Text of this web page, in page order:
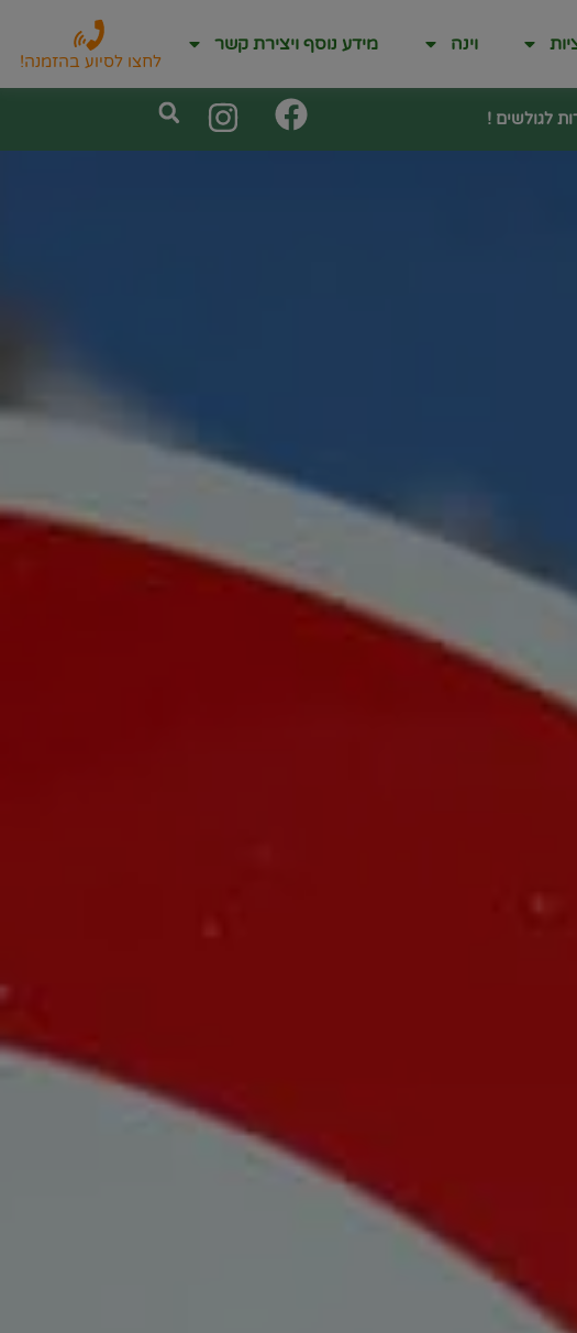
וינה מידע נוסף ויצירת קשר
לחצו לסיוע בהזמנה!
לגולשים !